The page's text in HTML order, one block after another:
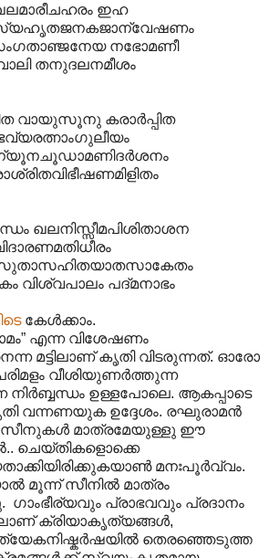
ഇഹ
നഭോമണീ
തനുദലനമീശം
വായുസൂനു കരാർപ്പിത
ഖലനിസ്സീമപിശിതാശന
വിശ്വപാലം പദ്‌മനാഭം
കേൾക്കാം.
എന്ന വിശേഷണം
മട്ടിലാണ് കൃതി വിടരുന്നത്. ഓരോ
വീശിയുണര്‍ത്തുന്ന
ഉള്ളപോലെ. ആകപ്പാടെ
വന്നണയുക ഉദ്ദേശം. രഘുരാമന്‍
സീനുകള്‍ മാത്രമേയുള്ളു ഈ
ചെയ്തികളൊക്കെ
മനഃപൂര്‍വ്വം.
മൂന്ന് സീനിൽ മാത്രം
പ്രാഭവവും പ്രദാനം
ക്രിയാകൃത്യങ്ങള്‍,
തെരഞ്ഞെടുത്ത